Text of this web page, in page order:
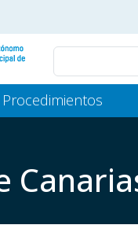
Procedimientos